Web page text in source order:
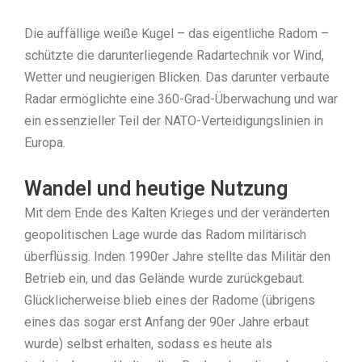
Die auffällige weiße Kugel – das eigentliche Radom –
schützte die darunterliegende Radartechnik vor Wind,
Wetter und neugierigen Blicken. Das darunter verbaute
Radar ermöglichte eine 360-Grad-Überwachung und war
ein essenzieller Teil der NATO-Verteidigungslinien in
Europa.
Wandel und heutige Nutzung
Mit dem Ende des Kalten Krieges und der veränderten
geopolitischen Lage wurde das Radom militärisch
überflüssig. Inden 1990er Jahre stellte das Militär den
Betrieb ein, und das Gelände wurde zurückgebaut.
Glücklicherweise blieb eines der Radome (übrigens
eines das sogar erst Anfang der 90er Jahre erbaut
wurde) selbst erhalten, sodass es heute als